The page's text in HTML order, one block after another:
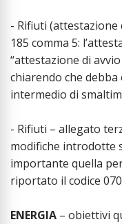
- Rifiuti
185 comma 5:
“attestazione di
chiarendo che debba
intermedio di
- Rifiuti – allegato
modifiche introdotte
importante quella
riportato il codice
ENERGIA – obiettivi